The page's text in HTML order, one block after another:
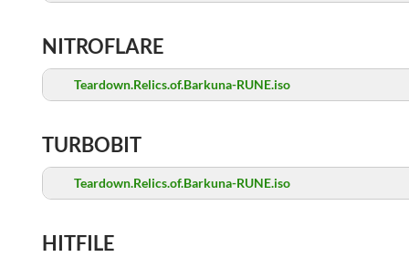
NITROFLARE
Teardown.Relics.of.Barkuna-RUNE.iso
TURBOBIT
Teardown.Relics.of.Barkuna-RUNE.iso
HITFILE